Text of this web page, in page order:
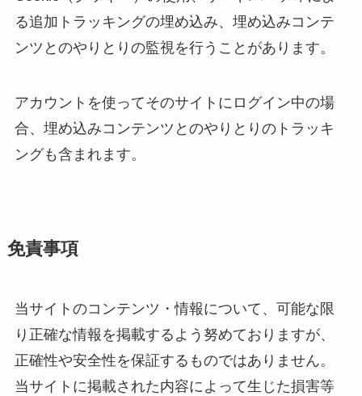
る追加トラッキングの埋め込み、埋め込みコンテ
ンツとのやりとりの監視を行うことがあります。
アカウントを使ってそのサイトにログイン中の場
合、埋め込みコンテンツとのやりとりのトラッキ
ングも含まれます。
免責事項
当サイトのコンテンツ・情報について、可能な限
り正確な情報を掲載するよう努めておりますが、
正確性や安全性を保証するものではありません。
当サイトに掲載された内容によって生じた損害等